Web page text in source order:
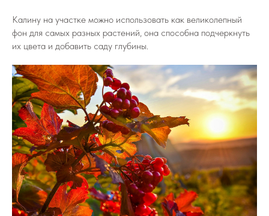
Калину на участке можно использовать как великолепный
фон для самых разных растений, она способна подчеркнуть
их цвета и добавить саду глубины.